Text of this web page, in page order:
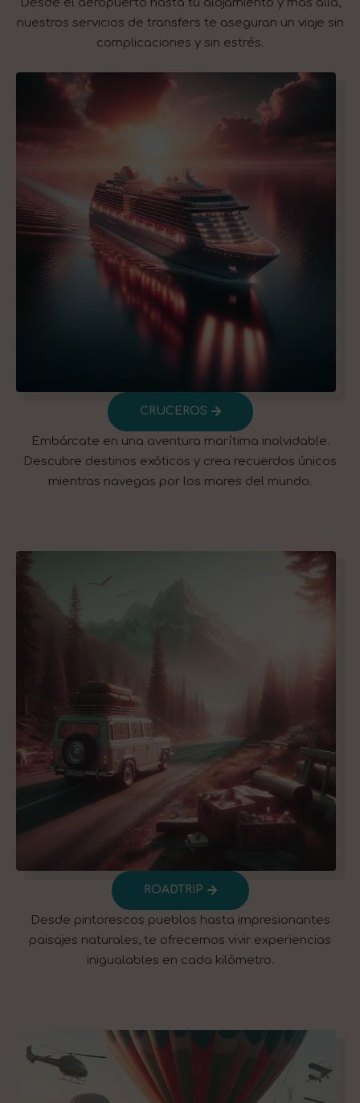
Desde el aeropuerto hasta tu alojamiento y más allá,
nuestros servicios de transfers te aseguran un viaje sin
complicaciones y sin estrés.
CRUCEROS
Embárcate en una aventura marítima inolvidable.
Descubre destinos exóticos y crea recuerdos únicos
mientras navegas por los mares del mundo.
ROADTRIP
Desde pintorescos pueblos hasta impresionantes
paisajes naturales, te ofrecemos vivir experiencias
inigualables en cada kilómetro.